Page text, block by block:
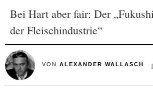
Bei Hart aber fair: Der
der Fleischindustrie“
VON ALEXANDER WALLASCH